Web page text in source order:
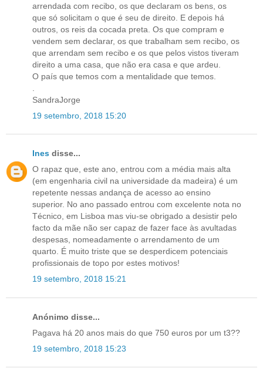
arrendada com recibo, os que declaram os bens, os
que só solicitam o que é seu de direito. E depois há
outros, os reis da cocada preta. Os que compram e
vendem sem declarar, os que trabalham sem recibo, os
que arrendam sem recibo e os que pelos vistos tiveram
direito a uma casa, que não era casa e que ardeu.
O país que temos com a mentalidade que temos.
SandraJorge
19 setembro, 2018 15:20
Ines disse...
O rapaz que, este ano, entrou com a média mais alta
(em engenharia civil na universidade da madeira) é um
repetente nessas andança de acesso ao ensino
superior. No ano passado entrou com excelente nota no
Técnico, em Lisboa mas viu-se obrigado a desistir pelo
facto da mãe não ser capaz de fazer face às avultadas
despesas, nomeadamente o arrendamento de um
quarto. É muito triste que se desperdicem potenciais
profissionais de topo por estes motivos!
19 setembro, 2018 15:21
Anónimo disse...
Pagava há 20 anos mais do que 750 euros por um t3??
19 setembro, 2018 15:23